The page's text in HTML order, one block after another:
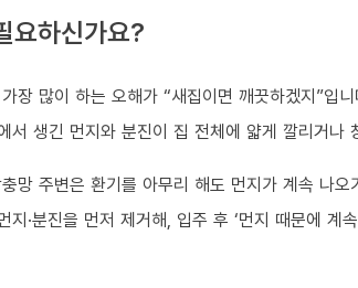
요하신가요?
장 많이 하는 오해가 “새집이면 깨끗하겠지”입니
서 생긴 먼지와 분진이 집 전체에 얇게 깔리거나
망 주변은 환기를 아무리 해도 먼지가 계속 나오
지·분진을 먼저 제거해, 입주 후 ‘먼지 때문에 계